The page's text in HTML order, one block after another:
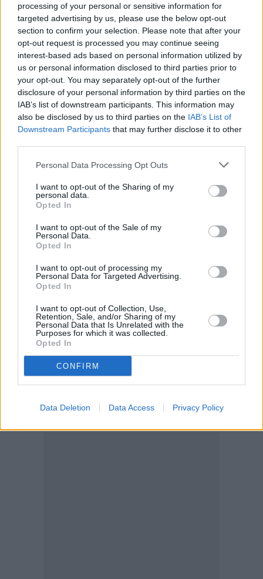
processing of your personal or sensitive information for
targeted advertising by us, please use the below opt-out
section to confirm your selection. Please note that after your
opt-out request is processed you may continue seeing
interest-based ads based on personal information utilized by
us or personal information disclosed to third parties prior to
your opt-out. You may separately opt-out of the further
disclosure of your personal information by third parties on the
IAB’s list of downstream participants. This information may
also be disclosed by us to third parties on the IAB’s List of
Downstream Participants that may further disclose it to other
Personal Data Processing Opt Outs
I want to opt-out of the Sharing of my
personal data.
Opted In
I want to opt-out of the Sale of my
Personal Data.
Opted In
I want to opt-out of processing my
Personal Data for Targeted Advertising.
Opted In
I want to opt-out of Collection, Use,
Retention, Sale, and/or Sharing of my
Personal Data that Is Unrelated with the
Purposes for which it was collected.
Opted In
CONFIRM
Data Deletion Data Access Privacy Policy
- 15,3 εκατ. ευρώ φόρο τηλεοπτικών διαφημίσεων
- 2,3 εκατ. φόρo εισοδήματος (φορολογία εταιρικών
κερδών).